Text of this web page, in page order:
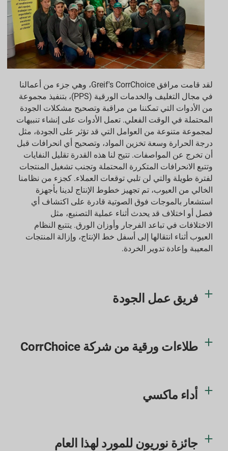
تنزيلات التقارير
مؤشرات التقارير البيئية والاجتماعية والحوكمة
تنزيلات التقارير
لقد قامت مرافق Greif's CorrChoice، وهي جزء من أعمالنا
في مجال التغليف والخدمات الورقية (PPS)، بتنفيذ مجموعة
من الأدوات التي تمكننا من مراقبة وتصحيح مشكلات الجودة
المحتملة في الوقت الفعلي. تعمل الأدوات على إنشاء تنبيهات
لمجموعة متنوعة من العوامل التي قد تؤثر على الجودة، مثل
درجة الحرارة وسعة تخزين المواد، وتصحيح أي انحرافات قبل
أن تخرج عن المواصفات. تتيح لنا هذه القدرة تقليل النفايات
وتتبع الانحرافات المتكررة المحتملة وتجنب تشغيل المنتجات
لفترة طويلة والتي لن تلبي توقعات العملاء. كجزء من نظامنا
الخالي من العيوب، تم تجهيز خطوط الإنتاج لدينا بأجهزة
استشعار بالموجات فوق الصوتية قادرة على اكتشاف أي
فصل أو اختلاف قد يحدث أثناء عملية التصنيع، مثل
الاختلافات في تباعد الفرجار وأوزان الورق. يتتبع النظام
العيوب أثناء انتقالها إلى أسفل خط الإنتاج، وإزالة المنتجات
المعيبة وإعادة تدوير الخردة.
فريق عمل الجودة
طلاءات ورقية من شركة CorrChoice
أداء ماكسي
جائزة نوريون للمورد لهذا العام